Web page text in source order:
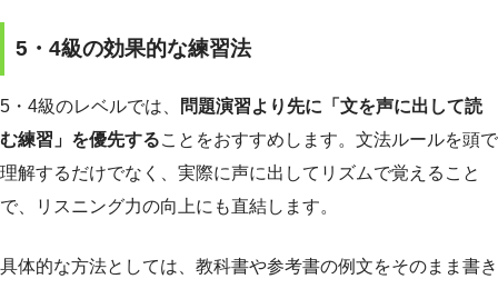
5・4級の効果的な練習法
5・4級のレベルでは、
問題演習より先に「文を声に出して読
む練習」を優先することをおすすめします。文法ルールを頭で
理解するだけでなく、実際に声に出してリズムで覚えること
で、リスニング力の向上にも直結します。
具体的な方法としては、教科書や参考書の例文をそのまま書き